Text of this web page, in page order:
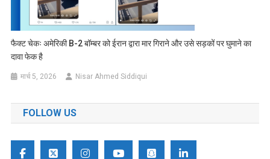
फैक्ट चेकः अमेरिकी B-2 बॉम्बर को ईरान द्वारा मार गिराने और उसे सड़कों पर घुमाने का
दावा फेक है
मार्च 5, 2026 Nisar Ahmed Siddiqui
FOLLOW US